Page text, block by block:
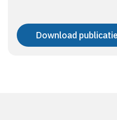
Download publicatie